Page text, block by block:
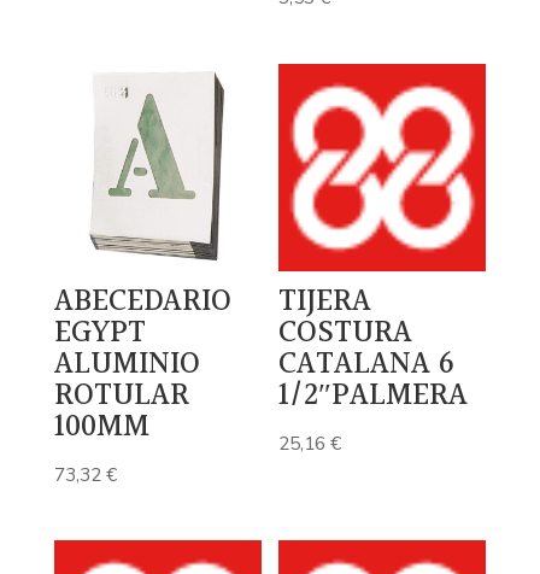
ABECEDARIO
EGYPT
ALUMINIO
ROTULAR
100MM
73,32€
TIJERA
COSTURA
CATALANA 6
1/2″PALMERA
25,16€